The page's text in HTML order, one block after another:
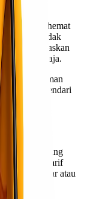
solusi hemat
tidak
memuaskan
kapan saja.
pengiriman
Jakarta Kendari
tergantung
tarif
besar atau